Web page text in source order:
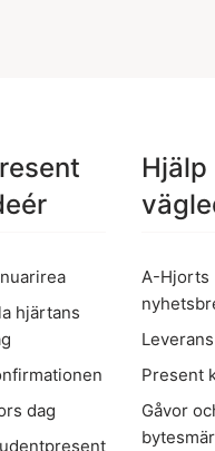
hjärtans
dag
Hjälp
A-Hjorts
Leverans
Present
Gåvor